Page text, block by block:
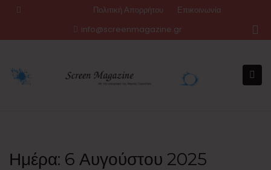
Πολιτική Απορρήτου
Επικοινωνία
info@screenmagazine.gr
Ημέρα: 6 Αυγούστου 2025